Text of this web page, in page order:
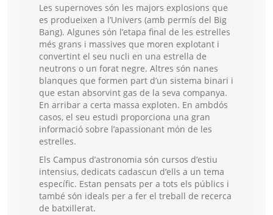
Les supernoves són les majors explosions que
es produeixen a l’Univers (amb permís del Big
Bang). Algunes són l’etapa final de les estrelles
més grans i massives que moren explotant i
convertint el seu nucli en una estrella de
neutrons o un forat negre. Altres són nanes
blanques que formen part d’un sistema binari i
que estan absorvint gas de la seva companya.
En arribar a certa massa exploten. En ambdós
casos, el seu estudi proporciona una gran
informació sobre l’apassionant món de les
estrelles.
Els Campus d’astronomia són cursos d’estiu
intensius, dedicats cadascun d’ells a un tema
específic. Estan pensats per a tots els públics i
també són ideals per a fer el treball de recerca
de batxillerat.